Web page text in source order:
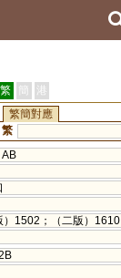
繁 簡 港
繁簡對應
繁
AB
）1502；（二版）1610